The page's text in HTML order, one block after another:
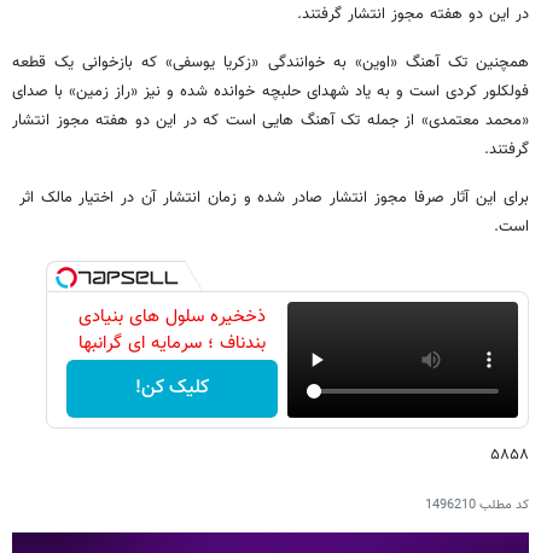
در این دو هفته مجوز انتشار گرفتند.
همچنین تک آهنگ «اوین» به خوانندگی «زکریا یوسفی» که بازخوانی یک قطعه
فولکلور کردی است و به یاد شهدای حلبچه خوانده شده و نیز «راز زمین» با صدای
«محمد معتمدی» از جمله تک آهنگ هایی است که در این دو هفته مجوز انتشار
گرفتند.
برای این آثار صرفا مجوز انتشار صادر شده و زمان انتشار آن در اختیار مالک اثر
است.
ذخخیره سلول های بنیادی
بندناف ؛ سرمایه ای گرانبها
کلیک کن!
۵۸۵۸
کد مطلب1496210